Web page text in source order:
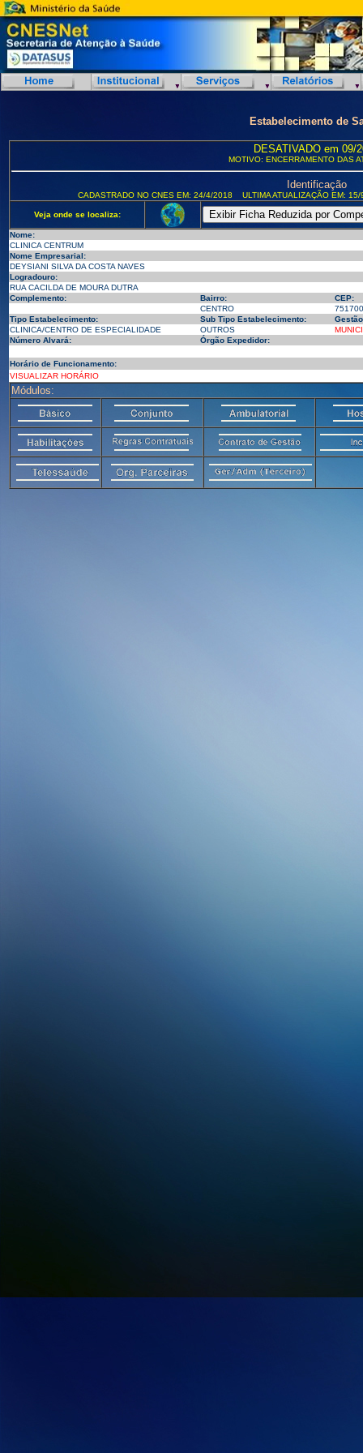
Estabelecimento de
DESATIVADO em 09/
MOTIVO: ENCERRAMENTO DAS
Identificação
CADASTRADO NO CNES EM: 24/4/2018 ULTIMA ATUALIZAÇÃO EM:
Veja onde se localiza:
Nome:
CLINICA CENTRUM
Nome Empresarial:
DEYSIANI SILVA DA COSTA NAVES
Logradouro:
RUA CACILDA DE MOURA DUTRA
Complemento:
Bairro:
CEP:
CENTRO
Tipo Estabelecimento:
Sub Tipo Estabelecimento:
CLINICA/CENTRO DE ESPECIALIDADE
OUTROS
Número Alvará:
Órgão Expedidor:
Horário de Funcionamento:
VISUALIZAR HORÁRIO
Módulos: